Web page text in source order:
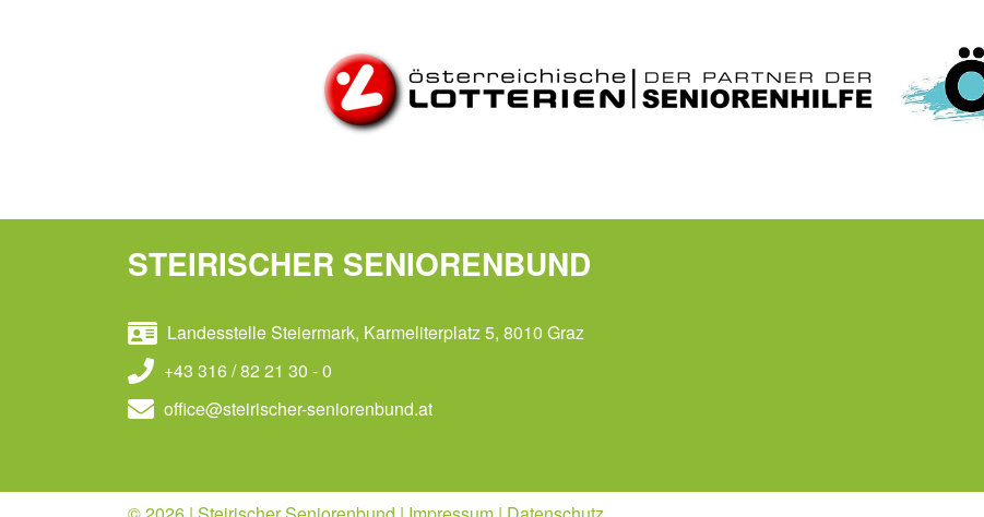
STEIRISCHER SENIORENBUND
Landesstelle Steiermark, Karmeliterplatz 5, 8010 Graz
+43 316 / 82 21 30 - 0
office@steirischer-seniorenbund.at